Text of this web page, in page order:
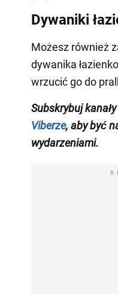
Dywaniki
Możesz również
dywanika
wrzucić go do
Subskrybujkanały
Viberze, aby być
wydarzeniami.